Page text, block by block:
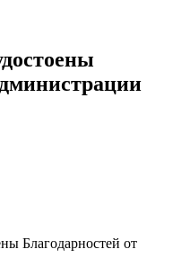
Благодарностей от